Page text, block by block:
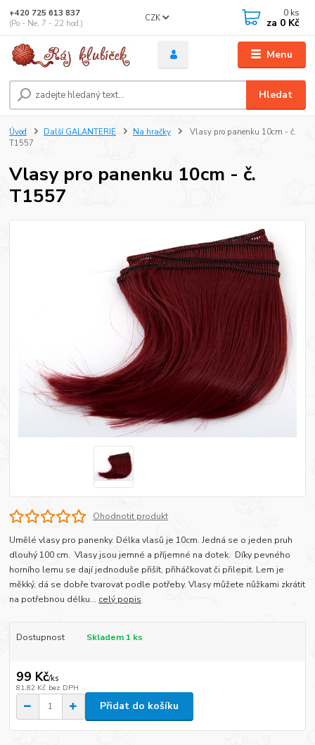
Menu
CZK
Hledat
+420 725 613 837
(Po - Ne, 7 - 22 hod.)
0 ks
za 0 Kč
Úvod Další GALANTERIE Na hračky
Vlasy pro panenku 10cm - č.
T1557
Vlasy pro panenku 10cm - č.
T1557
Ohodnotit produkt
Umělé vlasy pro panenky. Délka vlasů je 10cm. Jedná se o jeden pruh
dlouhý 100 cm. Vlasy jsou jemné a příjemné na dotek. Díky pevného
horního lemu se dají jednoduše přišít, přiháčkovat či přilepit. Lem je
měkký, dá se dobře tvarovat podle potřeby. Vlasy můžete nůžkami zkrátit
na potřebnou délku... celý popis
Dostupnost Skladem 1 ks
99 Kč/ks
81,82 Kč bez DPH
Přidat do košíku